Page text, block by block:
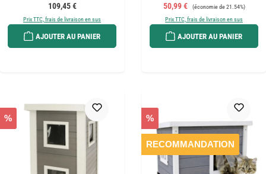
Prix régulier :
109,45 €
Prix TTC, frais de livraison en sus
AJOUTER AU PANIER
Prix de vente :
50,99 € Prix régulier :
(économie de 21.54%)
Prix TTC, frais de livraison en sus
AJOUTER AU PANIER
% %
RECOMMANDATION